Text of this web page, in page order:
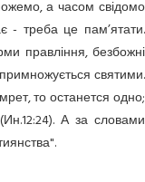
а часом свідомо
- треба це пам’ятати.
правління, безбожні
святими.
то останется одно;
А за словами